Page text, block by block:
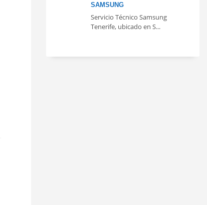
SAMSUNG
Servicio Técnico Samsung
Tenerife, ubicado en S...